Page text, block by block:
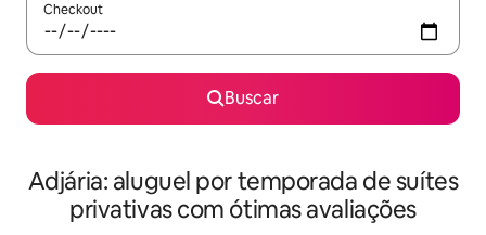
Checkout
Buscar
Adjária: aluguel por temporada de suítes
privativas com ótimas avaliações